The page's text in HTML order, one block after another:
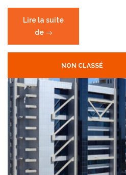
Lire la suite
de « Informations
centre
maurice »
→
NON CLASSÉ